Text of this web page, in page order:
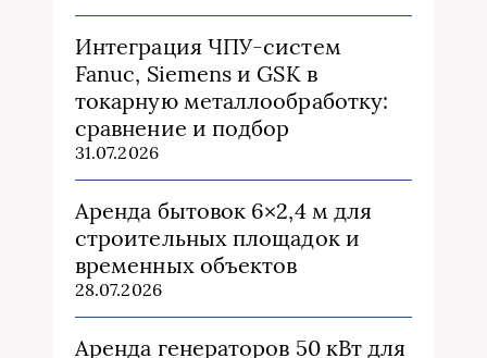
Интеграция ЧПУ-систем
Fanuc, Siemens и GSK в
токарную металлообработку:
сравнение и подбор
31.07.2026
Аренда бытовок 6×2,4 м для
строительных площадок и
временных объектов
28.07.2026
Аренда генераторов 50 кВт для